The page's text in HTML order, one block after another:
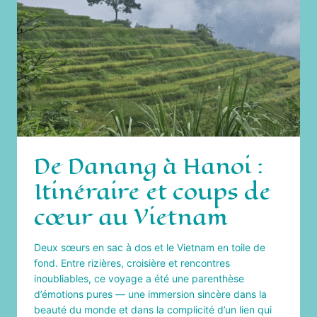
CE
TOUR
GUIDÉ
À
TAIWAN
De Danang à Hanoi :
Itinéraire et coups de
cœur au Vietnam
Deux sœurs en sac à dos et le Vietnam en toile de
fond. Entre rizières, croisière et rencontres
inoubliables, ce voyage a été une parenthèse
d’émotions pures — une immersion sincère dans la
beauté du monde et dans la complicité d’un lien qui